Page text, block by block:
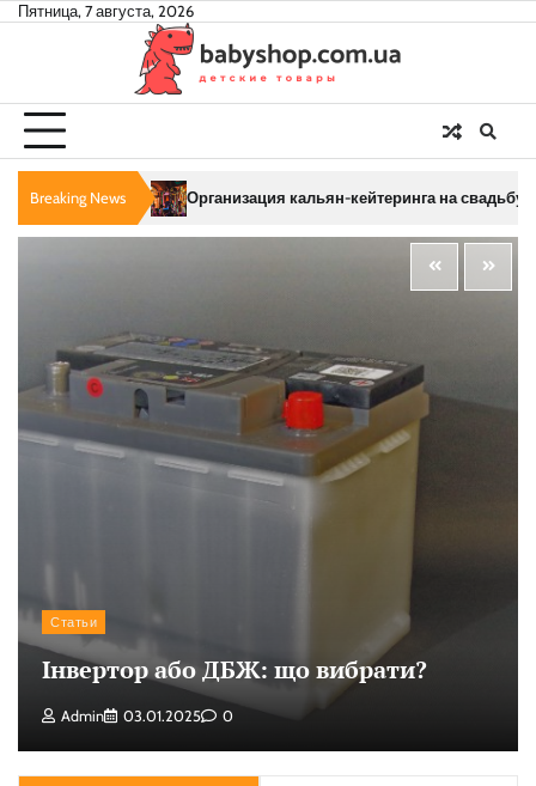
SkipПятница, 7 августа, 2026
Breaking NewsОрганизация кальян-кейтеринга на свадьбу или
Статьи
Інвертор або ДБЖ: що вибрати?
Admin 03.01.2025 0